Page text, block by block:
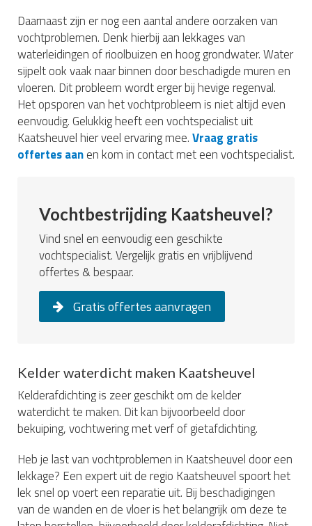
Daarnaast zijn er nog een aantal andere oorzaken van
vochtproblemen. Denk hierbij aan lekkages van
waterleidingen of rioolbuizen en hoog grondwater. Water
sijpelt ook vaak naar binnen door beschadigde muren en
vloeren. Dit probleem wordt erger bij hevige regenval.
Het opsporen van het vochtprobleem is niet altijd even
eenvoudig. Gelukkig heeft een vochtspecialist uit
Kaatsheuvel hier veel ervaring mee.Vraag gratis
offertes aanen kom in contact met een vochtspecialist.
Vochtbestrijding Kaatsheuvel?
Vind snel en eenvoudig een geschikte
vochtspecialist. Vergelijk gratis en vrijblijvend
offertes & bespaar.
Gratis offertes aanvragen
Kelder waterdicht maken Kaatsheuvel
Kelderafdichting is zeer geschikt om de kelder
waterdicht te maken. Dit kan bijvoorbeeld door
bekuiping, vochtwering met verf of gietafdichting.
Heb je last van vochtproblemen in Kaatsheuvel door een
lekkage? Een expert uit de regio Kaatsheuvel spoort het
lek snel op voert een reparatie uit. Bij beschadigingen
van de wanden en de vloer is het belangrijk om deze te